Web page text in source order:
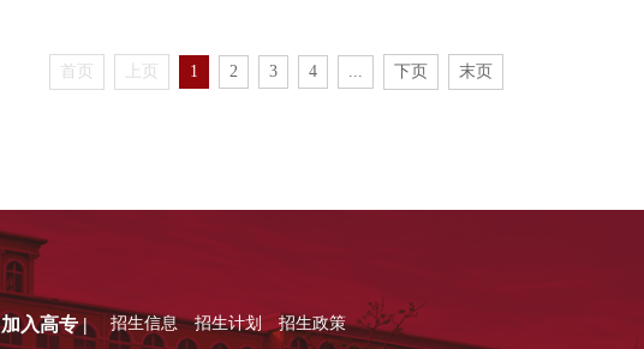
首页 上页 1 2 3 4 ... 下页 末页
加入高专 | 招生信息 招生计划 招生政策